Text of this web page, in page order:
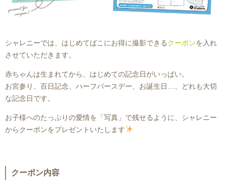
シャレニーでは、はじめてばこにお得に撮影できるクーポンを入れ
させていただきます。
赤ちゃんは生まれてから、はじめての記念日がいっぱい。
お宮参り、百日記念、ハーフバースデー、お誕生日…、どれも大切
な記念日です。
お子様へのたっぷりの愛情を「写真」で残せるように、シャレニー
からクーポンをプレゼントいたします
クーポン内容